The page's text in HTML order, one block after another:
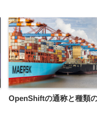
OpenShiftの通称と種類